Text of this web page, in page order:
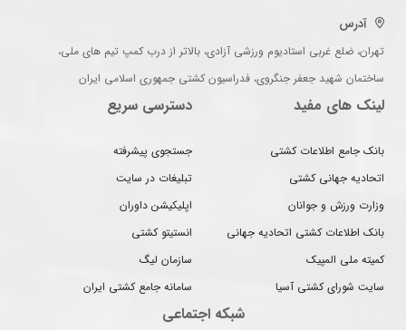
آدرس
تهران، ضلع غربی استادیوم ورزشی آزادی، بالاتر از درب کمپ تیم های ملی،
ساختمان شهید جعفر جنگروی، فدراسیون کشتی جمهوری اسلامی ایران
لینک های مفید
بانک جامع اطلاعات کشتی
اتحادیه جهانی کشتی
وزارت ورزش و جوانان
بانک اطلاعات کشتی اتحادیه جهانی
کمیته ملی المپیک
سایت شورای کشتی آسیا
دسترسی سریع
جستجوی پیشرفته
تبلیغات در سایت
اپلیکیشن داوران
انستیتو کشتی
سازمان لیگ
سامانه جامع کشتی ایران
شبکه اجتماعی